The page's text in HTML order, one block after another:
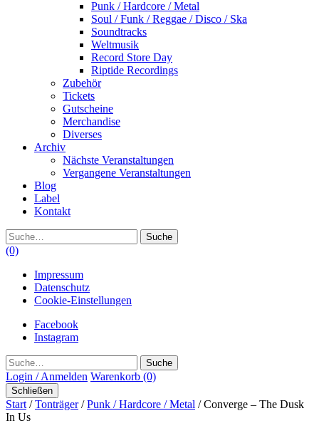
Punk / Hardcore / Metal
Soul / Funk / Reggae / Disco / Ska
Soundtracks
Weltmusik
Record Store Day
Riptide Recordings
Zubehör
Tickets
Gutscheine
Merchandise
Diverses
Archiv
Nächste Veranstaltungen
Vergangene Veranstaltungen
Blog
Label
Kontakt
Suche
(0)
Impressum
Datenschutz
Cookie-Einstellungen
Facebook
Instagram
Suche
Login / Anmelden Warenkorb (0)
Schließen
Start /Tonträger/Punk / Hardcore / Metal / Converge – The Dusk
In Us